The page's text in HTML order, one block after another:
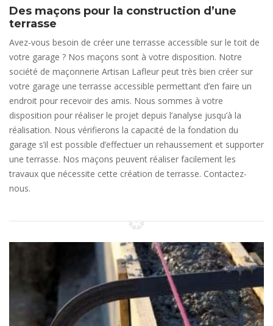
Des maçons pour la construction d’une
terrasse
Avez-vous besoin de créer une terrasse accessible sur le toit de
votre garage ? Nos maçons sont à votre disposition. Notre
société de maçonnerie Artisan Lafleur peut très bien créer sur
votre garage une terrasse accessible permettant d’en faire un
endroit pour recevoir des amis. Nous sommes à votre
disposition pour réaliser le projet depuis l’analyse jusqu’à la
réalisation. Nous vérifierons la capacité de la fondation du
garage s’il est possible d’effectuer un rehaussement et supporter
une terrasse. Nos maçons peuvent réaliser facilement les
travaux que nécessite cette création de terrasse. Contactez-
nous.